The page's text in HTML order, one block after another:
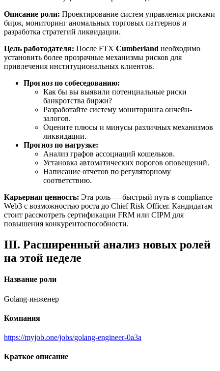
Описание роли: Проектирование систем управления рисками
бирж, мониторинг аномальных торговых паттернов и
разработка стратегий ликвидации.
Цель работодателя: После FTX Cumberland необходимо
установить более прозрачные механизмы рисков для
привлечения институциональных клиентов.
Прогноз по собеседованию:
Как бы вы выявили потенциальные риски
банкротства биржи?
Разработайте систему мониторинга ончейн-
залогов.
Оцените плюсы и минусы различных механизмов
ликвидации.
Прогноз по нагрузке:
Анализ графов ассоциаций кошельков.
Установка автоматических порогов оповещений.
Написание отчетов по регуляторному
соответствию.
Карьерная ценность: Эта роль — быстрый путь в compliance
Web3 с возможностью роста до Chief Risk Officer. Кандидатам
стоит рассмотреть сертификации FRM или CIPM для
повышения конкурентоспособности.
III. Расширенный анализ новых ролей
на этой неделе
Название роли
Golang-инженер
Компания
https://myjob.one/jobs/golang-engineer-0a3a
Краткое описание